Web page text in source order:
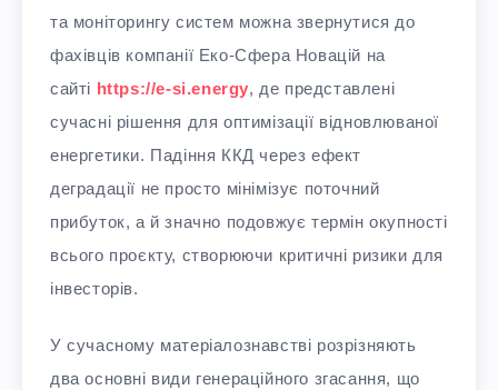
та моніторингу систем можна звернутися до
фахівців компанії Еко-Сфера Новацій на
сайті https://e-si.energy, де представлені
сучасні рішення для оптимізації відновлюваної
енергетики. Падіння ККД через ефект
деградації не просто мінімізує поточний
прибуток, а й значно подовжує термін окупності
всього проєкту, створюючи критичні ризики для
інвесторів.
У сучасному матеріалознавстві розрізняють
два основні види генераційного згасання, що